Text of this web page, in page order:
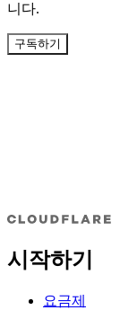
니다.
구독하기
시작하기
요금제